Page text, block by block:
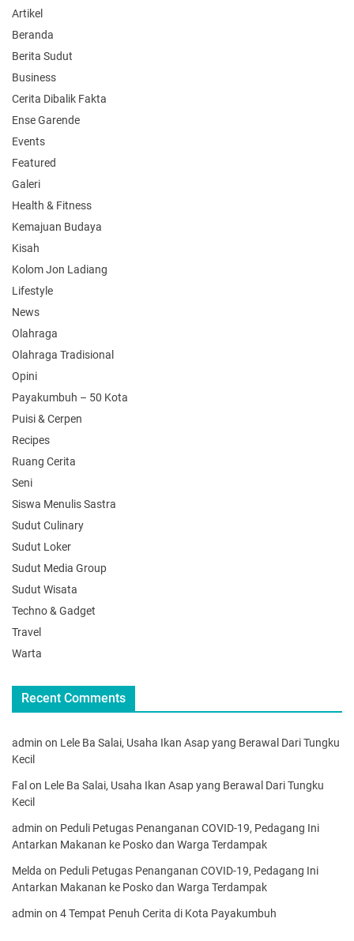
Artikel
Beranda
Berita Sudut
Business
Cerita Dibalik Fakta
Ense Garende
Events
Featured
Galeri
Health & Fitness
Kemajuan Budaya
Kisah
Kolom Jon Ladiang
Lifestyle
News
Olahraga
Olahraga Tradisional
Opini
Payakumbuh – 50 Kota
Puisi & Cerpen
Recipes
Ruang Cerita
Seni
Siswa Menulis Sastra
Sudut Culinary
Sudut Loker
Sudut Media Group
Sudut Wisata
Techno & Gadget
Travel
Warta
Recent Comments
admin on Lele Ba Salai, Usaha Ikan Asap yang Berawal Dari Tungku
Kecil
Fal on Lele Ba Salai, Usaha Ikan Asap yang Berawal Dari Tungku
Kecil
admin on Peduli Petugas Penanganan COVID-19, Pedagang Ini
Antarkan Makanan ke Posko dan Warga Terdampak
Melda on Peduli Petugas Penanganan COVID-19, Pedagang Ini
Antarkan Makanan ke Posko dan Warga Terdampak
admin on 4 Tempat Penuh Cerita di Kota Payakumbuh